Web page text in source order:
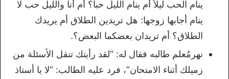
ينام الحب ليلاً أم ينام الليل حباً؟ أم أنا والليل حب لا
ينام أجابها زوجها: هل تريدين الطلاق أم يريدك
الطلاق؟ أم تريدان بعضكما البعض؟.
نهرمُعلم طالبه فقال له: “لقد رأيتك تنقل الأسئلة من
زميلك أثناء الامتحان”، فرد عليه الطالب: “لا يا أستاذ